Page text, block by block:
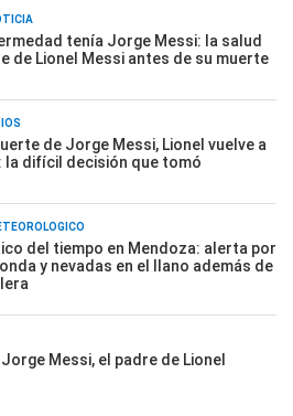
tenía Jorge Messi: la salud
de Lionel Messi antes de su muerte
de Jorge Messi, Lionel vuelve a
la difícil decisión que tomó
del tiempo en Mendoza: alerta por
y nevadas en el llano además de
Messi, el padre de Lionel